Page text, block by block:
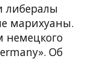
либералы
марихуаны.
немецкого
Об